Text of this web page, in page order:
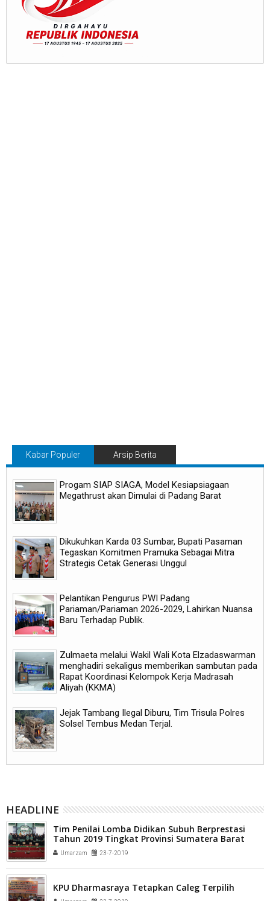
Kabar Populer Arsip Berita
Progam SIAP SIAGA, Model Kesiapsiagaan
Megathrust akan Dimulai di Padang Barat
Dikukuhkan Karda 03 Sumbar, Bupati Pasaman
Tegaskan Komitmen Pramuka Sebagai Mitra
Strategis Cetak Generasi Unggul
Pelantikan Pengurus PWI Padang
Pariaman/Pariaman 2026-2029, Lahirkan Nuansa
Baru Terhadap Publik.
Zulmaeta melalui Wakil Wali Kota Elzadaswarman
menghadiri sekaligus memberikan sambutan pada
Rapat Koordinasi Kelompok Kerja Madrasah
Aliyah (KKMA)
Jejak Tambang Ilegal Diburu, Tim Trisula Polres
Solsel Tembus Medan Terjal.
HEADLINE
Tim Penilai Lomba Didikan Subuh Berprestasi
Tahun 2019 Tingkat Provinsi Sumatera Barat
Umarzam 23-7-2019
KPU Dharmasraya Tetapkan Caleg Terpilih